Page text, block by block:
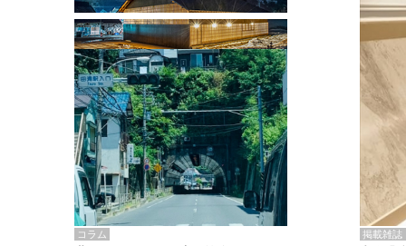
掲載雑誌
掲載雑誌・書籍
『街歩き研修「アールデコとモダニズ
ム、和風バロック」』のレポート記事が
掲載
コラム